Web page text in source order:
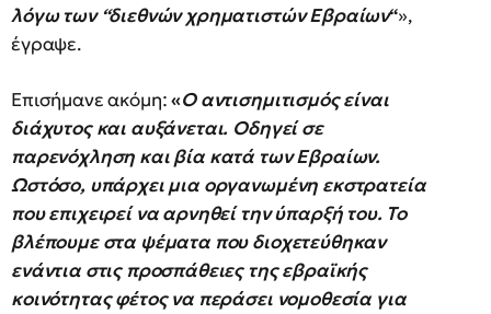
λόγω των “διεθνών χρηματιστών Εβραίων“»,
έγραψε.
Επισήμανε ακόμη:«Ο αντισημιτισμός είναι
διάχυτος και αυξάνεται. Οδηγεί σε
παρενόχληση και βία κατά των Εβραίων.
Ωστόσο, υπάρχει μια οργανωμένη εκστρατεία
που επιχειρεί να αρνηθεί την ύπαρξή του. Το
βλέπουμε στα ψέματα που διοχετεύθηκαν
ενάντια στις προσπάθειες της εβραϊκής
κοινότητας φέτος να περάσει νομοθεσία για